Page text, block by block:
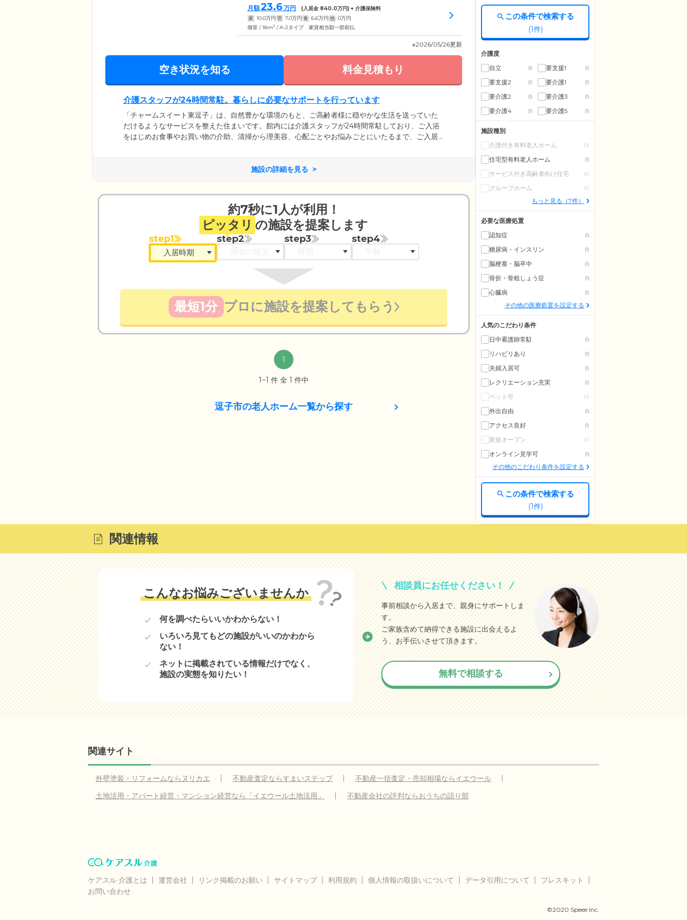
月額23.6 万円 (入居金 840.0万円) + 介護保険料
家 10.0万円 管 7.0万円 食 6.6万円 他 0万円
個室 / 18m2 / A-2タイプ 家賃相当額一部前払
※2026/05/26更新
空き状況を知る 料金見積もり
介護スタッフが24時間常駐。暮らしに必要なサポートを行っています
「チャームスイート東逗子」は、自然豊かな環境のもと、ご高齢者様に穏やかな生活を送っていた
だけるようなサービスを整えた住まいです。館内には介護スタッフが24時間常駐しており、ご入浴
をはじめお食事やお買い物の介助、清掃から理美容、心配ごとやお悩みごとにいたるまで、ご入居
際など1日に5回以上はお声がけを行い、ご入居者様が居室に閉じこもらないような取り組みを実施
しています。さらに、「金沢文庫南クリニック」や「マーメイド歯科クリニック」など多数の医療
施設の詳細を見る
約7秒に1人が利用！
ピッタリ の施設を提案します
step1 step2 step3 step4
最短1分 プロに施設を提案してもらう
1
1~1 件 全 1 件中
逗子市の老人ホーム一覧から探す
この条件で検索する
(1件)
介護度
自立
(1) 要支援1 (1)
要支援2 (1) 要介護1 (1)
要介護2 (1) 要介護3 (1)
要介護4 (1) 要介護5 (1)
施設種別
介護付き有料老人ホーム
(0)
住宅型有料老人ホーム (1)
サービス付き高齢者向け住宅 (0)
グループホーム (0)
もっと見る（7件）
必要な医療処置
認知症
(1)
糖尿病・インスリン (1)
脳梗塞・脳卒中 (1)
骨折・骨粗しょう症 (1)
心臓病 (1)
その他の医療処置を設定する
人気のこだわり条件
日中看護師常駐
(1)
リハビリあり (1)
夫婦入居可 (1)
レクリエーション充実 (1)
ペット可 (0)
外出自由 (1)
アクセス良好 (1)
新規オープン (0)
オンライン見学可 (1)
その他のこだわり条件を設定する
この条件で検索する
(1件)
関連情報
こんなお悩みございませんか
何を調べたらいいかわからない！
いろいろ見てもどの施設がいいのかわから
ない！
ネットに掲載されている情報だけでなく、
施設の実態を知りたい！
相談員にお任せください！
事前相談から入居まで、親身にサポートしま
す。
ご家族含めて納得できる施設に出会えるよ
う、お手伝いさせて頂きます。
無料で相談する
関連サイト
外壁塗装・リフォームならヌリカエ 不動産査定ならすまいステップ
不動産一括査定・売却相場ならイエウール
土地活用・アパート経営・マンション経営なら「イエウール土地活用」
不動産会社の評判ならおうちの語り部
ケアスル 介護とは 運営会社 リンク掲載のお願い サイトマップ 利用規約 個人情報の取扱いについて データ引用について
プレスキット
お問い合わせ
©2020 Speee Inc.